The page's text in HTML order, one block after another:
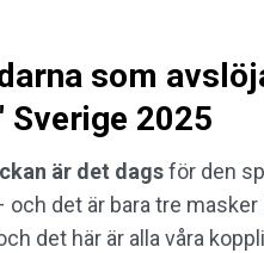
som
Sverige 2025
är det dagsför den
och det är bara tre
det här är alla våra